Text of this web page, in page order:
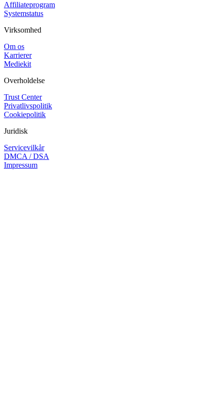
Affiliateprogram
Systemstatus
Virksomhed
Om os
Karrierer
Mediekit
Overholdelse
Trust Center
Privatlivspolitik
Cookiepolitik
Juridisk
Servicevilkår
DMCA / DSA
Impressum